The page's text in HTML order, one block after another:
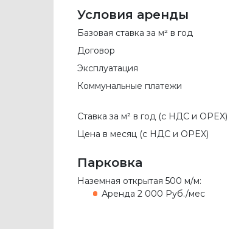
Условия аренды
Базовая ставка за м² в год
Договор
Эксплуатация
Коммунальные платежи
Ставка за м² в год (c НДС и OPEX)
Цена в месяц (с НДС и OPEX)
Парковка
Наземная открытая 500 м/м:
Аренда 2 000 Руб./мес